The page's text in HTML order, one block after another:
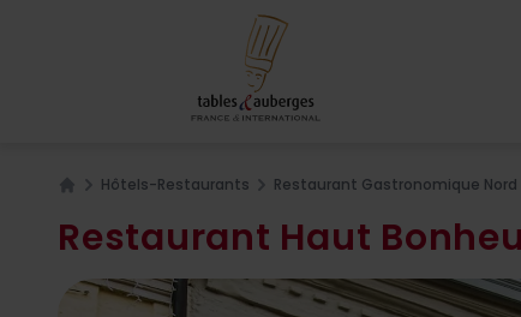
Hôtels-Restaurants Restaurant Gastronomique
Restaurant Haut